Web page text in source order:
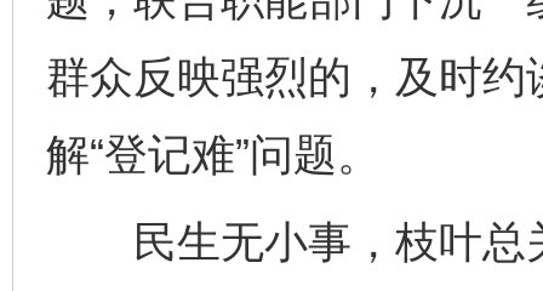
群众反映强烈的，及时
解“登记难”问题。
民生无小事，枝叶总